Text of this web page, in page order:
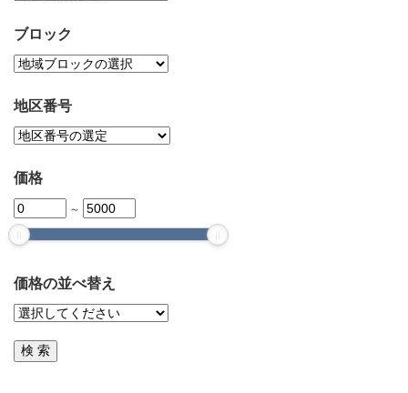
ブロック
地区番号
価格
～
価格の並べ替え